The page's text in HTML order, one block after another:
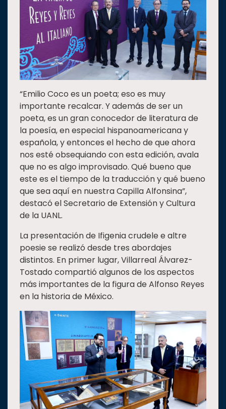
“Emilio Coco es un poeta; eso es muy
importante recalcar. Y además de ser un
poeta, es un gran conocedor de literatura de
la poesía, en especial hispanoamericana y
española, y entonces el hecho de que ahora
nos esté obsequiando con esta edición, avala
que no es algo improvisado. Qué bueno que
este es el tiempo de la traducción y qué bueno
que sea aquí en nuestra Capilla Alfonsina”,
destacó el Secretario de Extensión y Cultura
de la UANL.
La presentación de Ifigenia crudele e altre
poesie se realizó desde tres abordajes
distintos. En primer lugar, Villarreal Álvarez-
Tostado compartió algunos de los aspectos
más importantes de la figura de Alfonso Reyes
en la historia de México.